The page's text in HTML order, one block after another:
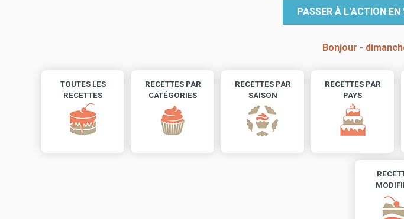
PASSER À L'ACTION EN
Bonjour -
TOUTES LES
RECETTES
RECETTES PAR
CATÉGORIES
RECETTES PAR
SAISON
RECETTES PAR
PAYS